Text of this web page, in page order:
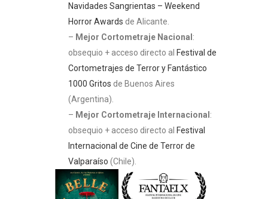
Navidades Sangrientas – Weekend
Horror Awards de Alicante.
– Mejor Cortometraje Nacional :
obsequio + acceso directo al Festival de
Cortometrajes de Terror y Fantástico
1000 Gritos de Buenos Aires
(Argentina).
– Mejor Cortometraje Internacional :
obsequio + acceso directo al Festival
Internacional de Cine de Terror de
Valparaíso (Chile).